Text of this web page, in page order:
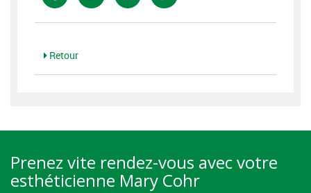
Retour
Prenez vite rendez-vous avec votre
esthéticienne Mary Cohr